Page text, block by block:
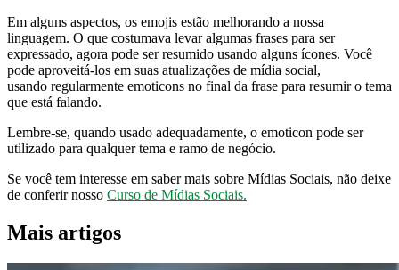
Em alguns aspectos, os emojis estão melhorando a nossa
linguagem. O que costumava levar algumas frases para ser
expressado, agora pode ser resumido usando alguns ícones. Você
pode aproveitá-los em suas atualizações de mídia social,
usando regularmente emoticons no final da frase para resumir o tema
que está falando.
Lembre-se, quando usado adequadamente, o emoticon pode ser
utilizado para qualquer tema e ramo de negócio.
Se você tem interesse em saber mais sobre Mídias Sociais, não deixe
de conferir nosso Curso de Mídias Sociais.
Mais artigos